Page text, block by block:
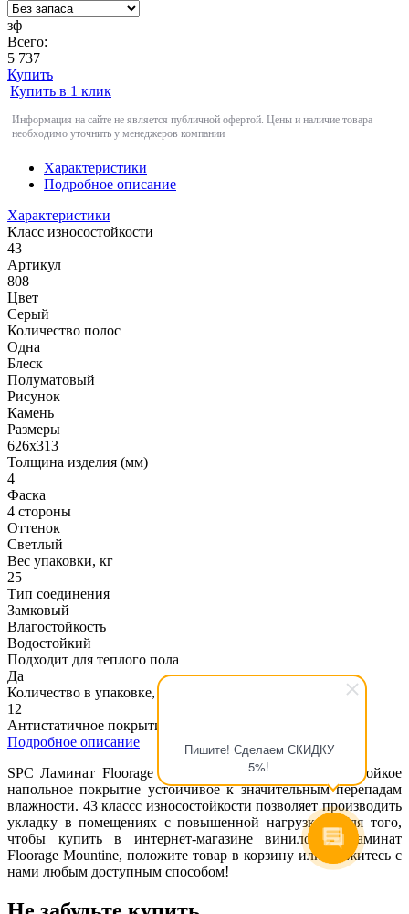
Пишите! Сделаем СКИДКУ
5%!
зф
Всего:
5 737
Купить
Купить в 1 клик
Информация на сайте не является публичной офертой. Цены и наличие товара
необходимо уточнить у менеджеров компании
Характеристики
Подробное описание
Характеристики
Класс износостойкости
43
Артикул
808
Цвет
Серый
Количество полос
Одна
Блеск
Полуматовый
Рисунок
Камень
Размеры
626х313
Толщина изделия (мм)
4
Фаска
4 стороны
Оттенок
Светлый
Вес упаковки, кг
25
Тип соединения
Замковый
Влагостойкость
Водостойкий
Подходит для теплого пола
Да
Количество в упаковке, шт
12
Антистатичное покрытие
Подробное описание
SPC Ламинат Floorage Mountine 808 Бор - это влагостойкое
напольное покрытие устойчивое к значительным перепадам
влажности. 43 классс износостойкости позволяет производить
укладку в помещениях с повышенной нагрузкой. Для того,
чтобы купить в интернет-магазине виниловый ламинат
Floorage Mountine, положите товар в корзину или свяжитесь с
нами любым доступным способом!